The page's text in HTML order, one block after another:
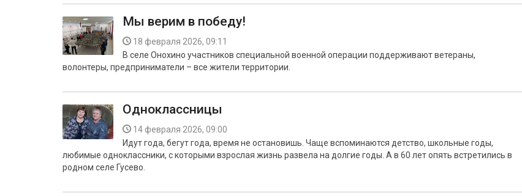
Мы верим в победу!
18 февраля 2026, 09:11
В селе Онохино участников специальной военной операции поддерживают ветераны,
волонтеры, предприниматели – все жители территории.
Одноклассницы
14 февраля 2026, 09:00
Идут года, бегут года, время не остановишь. Чаще вспоминаются детство, школьные годы,
любимые одноклассники, с которыми взрослая жизнь развела на долгие годы. А в 60 лет опять встретились в
родном селе Гусево.